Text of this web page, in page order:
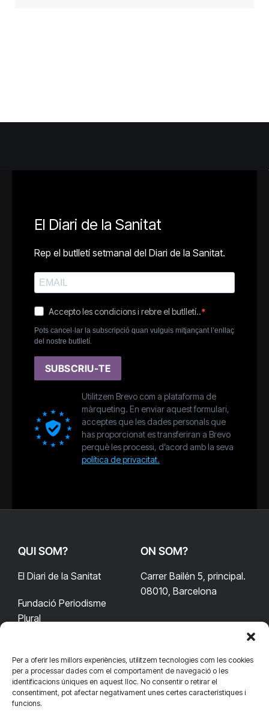
Per a oferir les millors experiències, utilitzem tecnologies com les cookies
per a processar dades com el comportament de navegació o les
identificacions úniques en aquest lloc. No consentir o retirar el
consentiment, pot afectar negativament unes certes característiques i
funcions.
El Diari de la Sanitat
Rep el butlletí setmanal del Diari de la Sanitat.
Accepto les condicions i rebre el butlletí..
Pots cancel·lar la subscripció quan vulguis mitjançant l’enllaç
del nostre butlletí.
SUBSCRIU-TE
Utilitzem Brevo com a plataforma de
màrqueting. En enviar aquest formulari,
acceptes que les dades personals que
has proporcionat es transferiran a Brevo
perquè les processi, d’acord amb la seva
política de privacitat.
QUI SOM?
El Diari de la Sanitat
Fundació Periodisme
Plural
ON SOM?
Carrer Bailén 5, principal.
08010, Barcelona
CONTACTA'NS
redaccio@diarisanitat.cat
CONNECTA